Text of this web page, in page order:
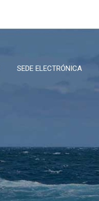
SEDE ELECTRÓNICA